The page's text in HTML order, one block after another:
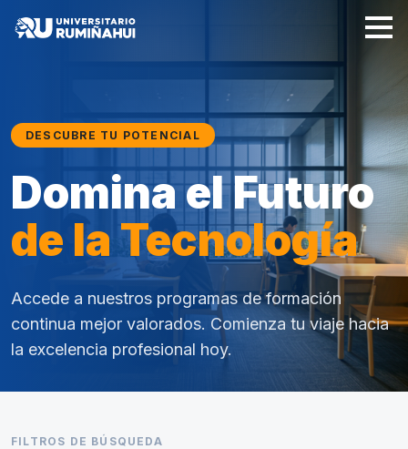
DESCUBRE TU POTENCIAL
Domina el Futuro
de la Tecnología
Accede a nuestros programas de formación
continua mejor valorados. Comienza tu viaje hacia
la excelencia profesional hoy.
FILTROS DE BÚSQUEDA